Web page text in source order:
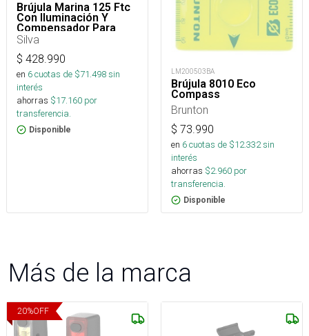
Brújula Marina 125 Ftc
Con Iluminación Y
Compensador Para
Embarcaciones
Silva
$ 428.990
en 6cuotas de $71.498sin
interés
ahorras $17.160 por
transferencia.
Disponible
LM200503BA
Brújula 8010 Eco
Compass
Brunton
$ 73.990
en 6cuotas de $12.332sin
interés
ahorras $2.960 por
transferencia.
Disponible
Más de la marca
20%OFF